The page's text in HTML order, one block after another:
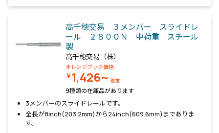
高千穂交易 ３メンバー スライドレ
ール ２８００Ｎ 中荷重 スチール
製
高千穂交易（株）
オレンジブック価格
￥1,426~ 税抜
9種類の在庫品があります
3メンバーのスライドレールです。
全長が8inch(203.2mm)から24inch(609.6mm)までありま
す。